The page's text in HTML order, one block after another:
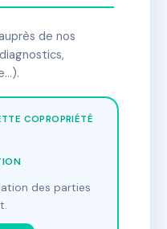
de nos
COPROPRIÉTÉ
des parties